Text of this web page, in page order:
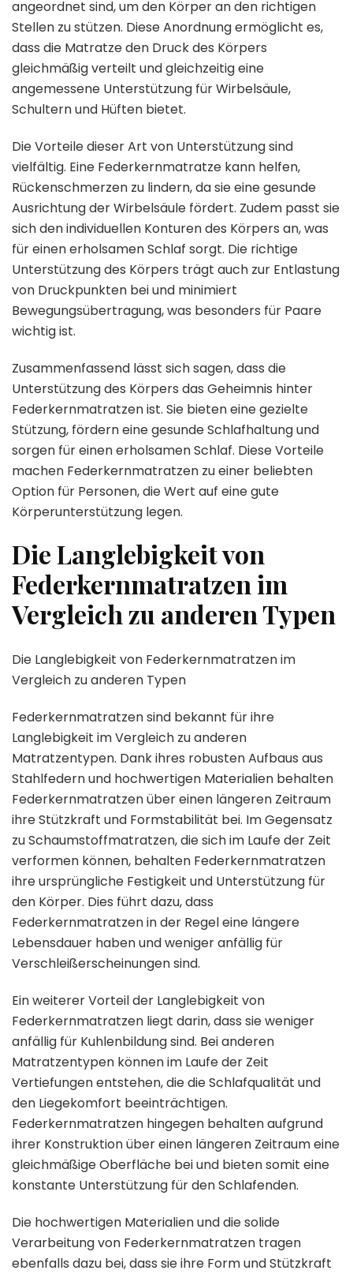
angeordnet sind, um den Körper an den richtigen
Stellen zu stützen. Diese Anordnung ermöglicht es,
dass die Matratze den Druck des Körpers
gleichmäßig verteilt und gleichzeitig eine
angemessene Unterstützung für Wirbelsäule,
Schultern und Hüften bietet.
Die Vorteile dieser Art von Unterstützung sind
vielfältig. Eine Federkernmatratze kann helfen,
Rückenschmerzen zu lindern, da sie eine gesunde
Ausrichtung der Wirbelsäule fördert. Zudem passt sie
sich den individuellen Konturen des Körpers an, was
für einen erholsamen Schlaf sorgt. Die richtige
Unterstützung des Körpers trägt auch zur Entlastung
von Druckpunkten bei und minimiert
Bewegungsübertragung, was besonders für Paare
wichtig ist.
Zusammenfassend lässt sich sagen, dass die
Unterstützung des Körpers das Geheimnis hinter
Federkernmatratzen ist. Sie bieten eine gezielte
Stützung, fördern eine gesunde Schlafhaltung und
sorgen für einen erholsamen Schlaf. Diese Vorteile
machen Federkernmatratzen zu einer beliebten
Option für Personen, die Wert auf eine gute
Körperunterstützung legen.
Die Langlebigkeit von
Federkernmatratzen im
Vergleich zu anderen Typen
Die Langlebigkeit von Federkernmatratzen im
Vergleich zu anderen Typen
Federkernmatratzen sind bekannt für ihre
Langlebigkeit im Vergleich zu anderen
Matratzentypen. Dank ihres robusten Aufbaus aus
Stahlfedern und hochwertigen Materialien behalten
Federkernmatratzen über einen längeren Zeitraum
ihre Stützkraft und Formstabilität bei. Im Gegensatz
zu Schaumstoffmatratzen, die sich im Laufe der Zeit
verformen können, behalten Federkernmatratzen
ihre ursprüngliche Festigkeit und Unterstützung für
den Körper. Dies führt dazu, dass
Federkernmatratzen in der Regel eine längere
Lebensdauer haben und weniger anfällig für
Verschleißerscheinungen sind.
Ein weiterer Vorteil der Langlebigkeit von
Federkernmatratzen liegt darin, dass sie weniger
anfällig für Kuhlenbildung sind. Bei anderen
Matratzentypen können im Laufe der Zeit
Vertiefungen entstehen, die die Schlafqualität und
den Liegekomfort beeinträchtigen.
Federkernmatratzen hingegen behalten aufgrund
ihrer Konstruktion über einen längeren Zeitraum eine
gleichmäßige Oberfläche bei und bieten somit eine
konstante Unterstützung für den Schlafenden.
Die hochwertigen Materialien und die solide
Verarbeitung von Federkernmatratzen tragen
ebenfalls dazu bei, dass sie ihre Form und Stützkraft